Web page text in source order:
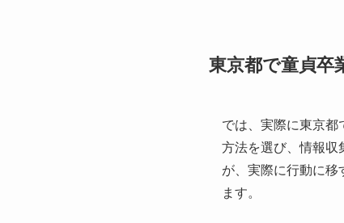
東京都で童貞卒
では、実際に東京都
方法を選び、情報収
が、実際に行動に移
ます。